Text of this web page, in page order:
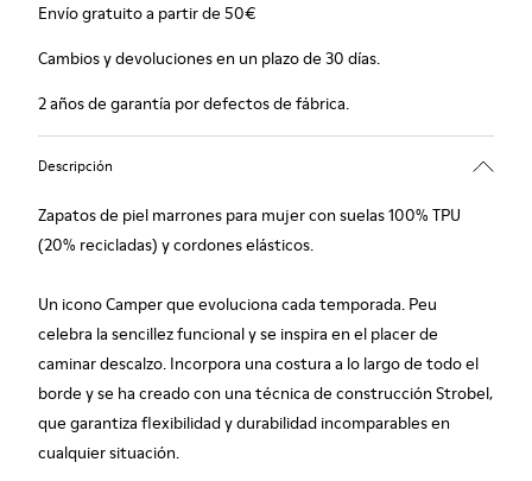
Envío gratuito a partir de 50€
Cambios y devoluciones en un plazo de 30 días.
2 años de garantía por defectos de fábrica.
Descripción
Zapatos de piel marrones para mujer con suelas 100% TPU
(20% recicladas) y cordones elásticos.
Un icono Camper que evoluciona cada temporada. Peu
celebra la sencillez funcional y se inspira en el placer de
caminar descalzo. Incorpora una costura a lo largo de todo el
borde y se ha creado con una técnica de construcción Strobel,
que garantiza flexibilidad y durabilidad incomparables en
cualquier situación.